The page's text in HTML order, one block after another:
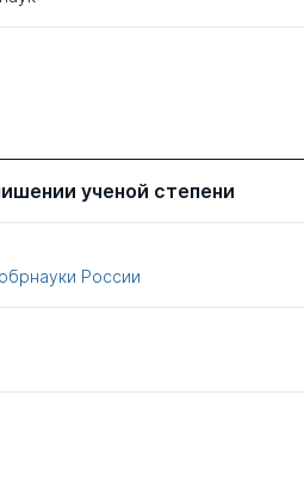
ученой степени
России